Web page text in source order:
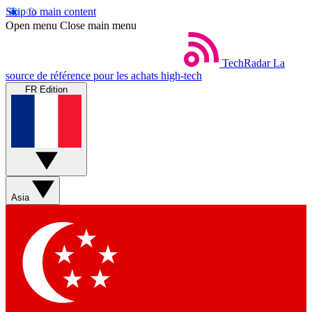
Skip to main content
Open menu Close main menu
TechRadar La
source de référence pour les achats high-tech
FR Edition
Asia